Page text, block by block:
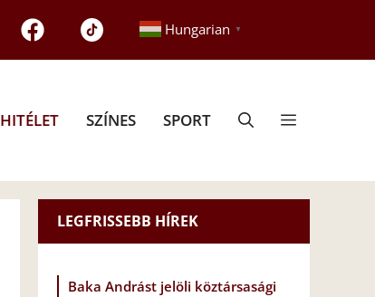
Hungarian ▼
HITÉLET SZÍNES SPORT
LEGFRISSEBB HÍREK
Baka Andrást jelöli köztársasági